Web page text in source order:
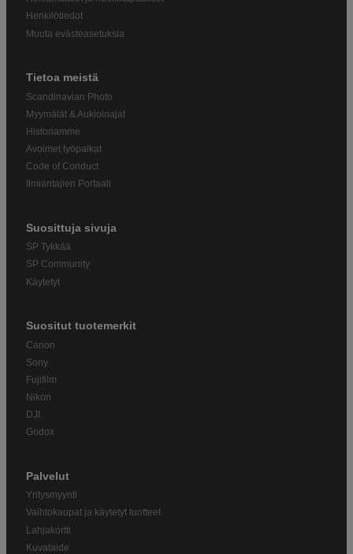
Henkilötiedot
Muuta evästeasetuksia
Tietoa meistä
Scandinavian Photo
Myymälät & Aukioloajat
Historiamme
Avoimet työpaikat
Code of Conduct
Ilmiantajien Portaali
Suosittuja sivuja
SP Tykkää
SP Community
Käytetyt
Suositut tuotemerkit
Canon
Sony
Fujifilm
Nikon
DJI
Godox
Palvelut
Yritysmyynti
Vaihtokaupat ja käytetyt tuotteet
Lahjakortti
Kuvataide